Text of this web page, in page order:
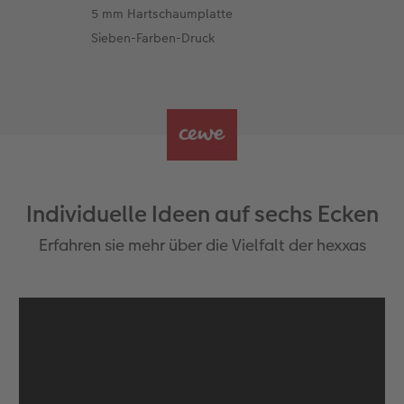
5 mm Hartschaumplatte
Sieben-Farben-Druck
Individuelle Ideen auf sechs Ecken
Erfahren sie mehr über die Vielfalt der hexxas